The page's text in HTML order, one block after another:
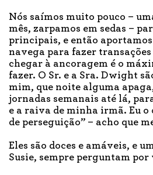
Nós saímos muito pouco –
mês, zarpamos em sedas –
principais, e então
navega para fazer
chegar à ancoragem é o
fazer. O Sr. e a Sra. Dwight
mim, que noite alguma
jornadas semanais até lá,
e a raiva de minha irmã. Eu o
de perseguição” – acho que
Eles são doces e amáveis, e
Susie, sempre perguntam por